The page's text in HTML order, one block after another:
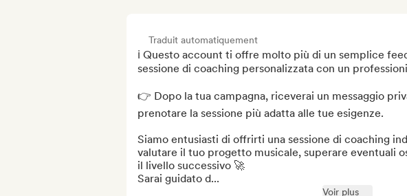
Traduit automatiquement
ℹ️ Questo account ti offre molto più di un semplice
sessione di coaching personalizzata con un
👉 Dopo la tua campagna, riceverai un messaggio
prenotare la sessione più adatta alle tue esigenze.
Siamo entusiasti di offrirti una sessione di coaching
valutare il tuo progetto musicale, superare eventuali
il livello successivo 🚀
Sarai guidato d...
Voir plus